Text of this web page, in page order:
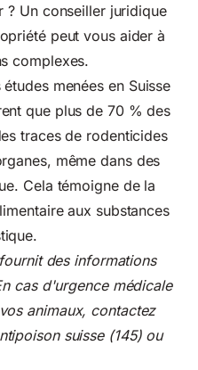
? Un conseiller juridique
peut vous aider à
complexes.
études menées en Suisse
que plus de 70 % des
traces de rodenticides
même dans des
Cela témoigne de la
aux substances
des informations
cas d'urgence médicale
animaux, contactez
suisse (145) ou